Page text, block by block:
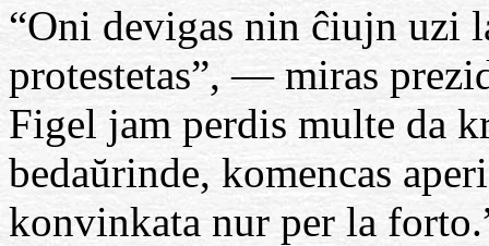
“Oni devigas nin ĉiujn uzi
protestetas”, — miras
Figel jam perdis multe da
bedaŭrinde, komencas
konvinkata nur per la